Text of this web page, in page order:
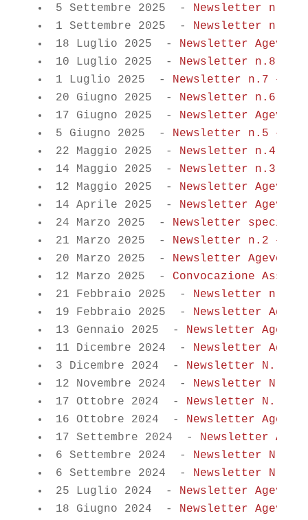
5 Settembre 2025
-
Newsletter n.10
1 Settembre 2025
-
Newsletter n.9 –
18 Luglio 2025
-
Newsletter
10 Luglio 2025
-
Newsletter n.8 –
1 Luglio 2025
-
Newsletter n.7 –
20 Giugno 2025
-
Newsletter n.6 –
17 Giugno 2025
-
Newsletter
5 Giugno 2025
-
Newsletter n.5 –
22 Maggio 2025
-
Newsletter n.4 –
14 Maggio 2025
-
Newsletter n.3 –
12 Maggio 2025
-
Newsletter
14 Aprile 2025
-
Newsletter
24 Marzo 2025
-
Newsletter speciale
21 Marzo 2025
-
Newsletter n.2 –
20 Marzo 2025
-
Newsletter
12 Marzo 2025
-
Convocazione
21 Febbraio 2025
-
Newsletter n.1 –
19 Febbraio 2025
-
Newsletter
13 Gennaio 2025
-
Newsletter
11 Dicembre 2024
-
Newsletter
3 Dicembre 2024
-
Newsletter N. 10
12 Novembre 2024
-
Newsletter N. 9
17 Ottobre 2024
-
Newsletter N. 8 -
16 Ottobre 2024
-
Newsletter
17 Settembre 2024
-
Newsletter
6 Settembre 2024
-
Newsletter N. 7
6 Settembre 2024
-
Newsletter N. 7
25 Luglio 2024
-
Newsletter
18 Giugno 2024
-
Newsletter